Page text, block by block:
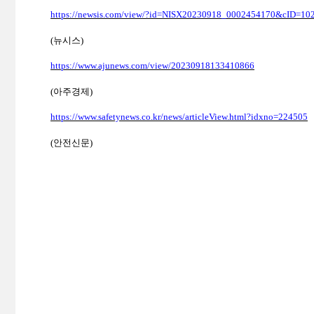
https://newsis.com/view/
(뉴시스)
https://www.ajunews.com/view/20230918133410866
(아주경제)
https://www.safetynews.co.kr/news/articleView.html?idxno=224505
(안전신문)